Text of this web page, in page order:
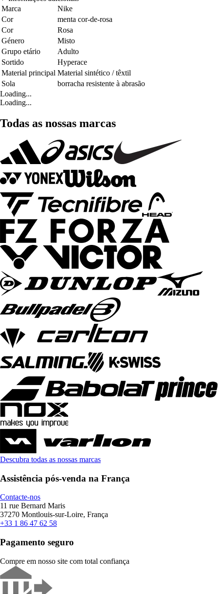
Marca
Nike
Cor
menta cor-de-rosa
Cor
Rosa
Género
Misto
Grupo etário
Adulto
Sortido
Hyperace
Material principal Material sintético / têxtil
Sola
borracha resistente à abrasão
Loading...
Loading...
Todas as nossas marcas
Descubra todas as nossas marcas
Assistência pós-venda na França
Contacte-nos
11 rue Bernard Maris
37270 Montlouis-sur-Loire, França
+33 1 86 47 62 58
Pagamento seguro
Compre em nosso site com total confiança